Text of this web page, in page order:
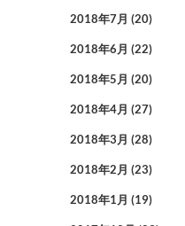
2018年7月 (20)
2018年6月 (22)
2018年5月 (20)
2018年4月 (27)
2018年3月 (28)
2018年2月 (23)
2018年1月 (19)